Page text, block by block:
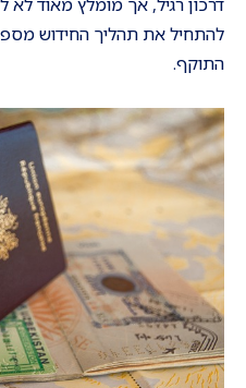
להתחיל את תהליך החידוש
התוקף.